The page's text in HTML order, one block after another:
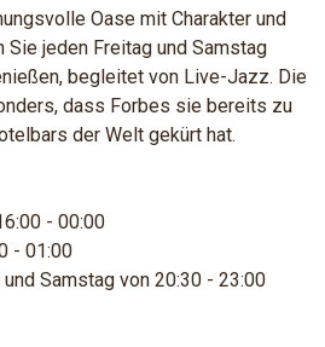
Oase mit Charakter und
Sie jeden Freitag und Samstag
begleitet von Live-Jazz. Die
dass Forbes sie bereits zu
der Welt gekürt hat.
- 00:00
- 01:00
Samstag von 20:30 - 23:00